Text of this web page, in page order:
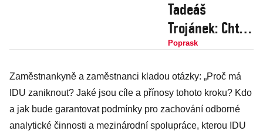
Tadeáš
Trojánek: Chtěl
bych natočit
Prci, prci,
prcičky, kde by
hrála Lucie
Poprask
Zaměstnankyně a zaměstnanci kladou otázky: „Proč má
IDU zaniknout? Jaké jsou cíle a přínosy tohoto kroku? Kdo
a jak bude garantovat podmínky pro zachování odborné
analytické činnosti a mezinárodní spolupráce, kterou IDU